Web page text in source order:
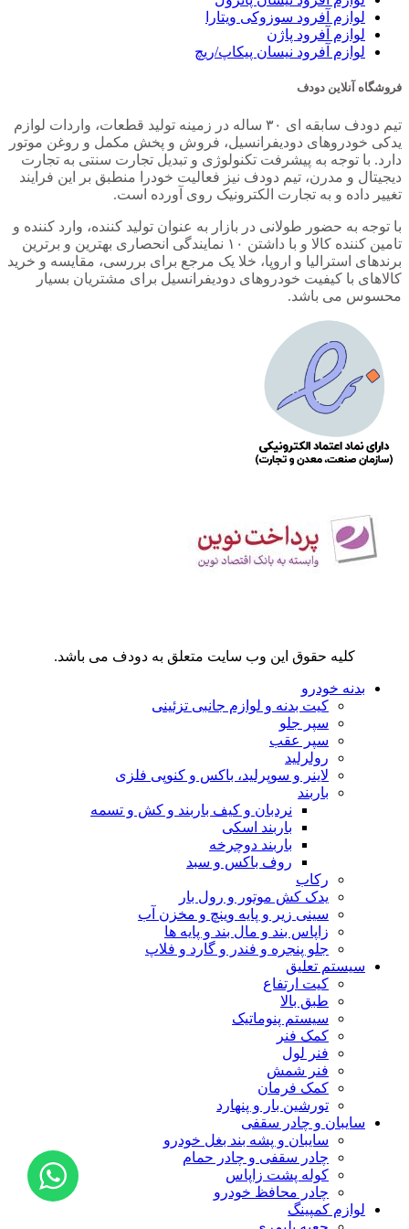
بیشتری هستند و شناخته شده تر هستند که در ادامه به آن ها خواهیم
پرداخت.
وانت و پیکاپ در ایران این مدل ها هستند. کفی های جدا شونده
نسبت به دیگر انواع کفی ها مزیت های بسیاری دارند. برای مثال
نصب آن ها بسیار آسان بوده و تنها با چند سوراخ و پیچ و مهره در
کمترین زمان ممکن نصب می شوند.
در عین حال همانطور که از اسمشان مشخص است، جدا کردن آن
ها در مواقعی که به آن نیاز ندارید یا نیاز به تعویض دارید به آسانی
ممکن است. لاینر های جدا شونده برای انواع خودرو های بازار ایران
در سایتدودف قابل سفارش هستند.
کفی های اسپری شده
اصالت این کالا ها خارجی بوده و در زبان انگلیسی با توجه به فرمول
ساخت آن ها، از نام های مختلفی استفاده می کنند. این نوع کفی ها
به صورت اسپری روی کفی خودروی شما اعمال می شوند و برند
های مختلف با فرمولاسیون های متفاوتی عرضه شده اند. در تولید
برخی لاینر های اسپری از رنگ های هماهنگ با رنگ خودرو استفاده
می شود که البته متاسفانه این رنگ ها ثابت نبوده و در طول زمان بر
اثر تابش نور خورشید تغییر رنگ داده و ظاهری زشت به خود می
گیرند.
این نوع از لاینر ها که به تازگی در بازار ایران برای خود جای باز کرده
اند از قیمت مناسبی برخوردار هستند اما می توان گفت جنسی
شکننده دارند و برای استفاده های سنگین و حمل متداول بار کارایی
لوازم آفرود سوزوکی ویتارا
لوازم آفرود پاژن
لوازم آفرود نیسان پیکاپ/ریچ
فروشگاه آنلاین دودف
تیم دودف سابقه ای ۳۰ ساله در زمینه تولید قطعات، واردات لوازم
یدکی خودروهای دودیفرانسیل، فروش و پخش مکمل و روغن موتور
دارد. با توجه به پیشرفت تکنولوژی و تبدیل تجارت سنتی به تجارت
دیجیتال و مدرن، تیم دودف نیز فعالیت خودرا منطبق بر این فرایند
تغییر داده و به تجارت الکترونیک روی آورده است.
با توجه به حضور طولانی در بازار به عنوان تولید کننده، وارد کننده و
تامین کننده کالا و با داشتن ۱۰ نمایندگی انحصاری بهترین و برترین
برندهای استرالیا و اروپا، خلا یک مرجع برای بررسی، مقایسه و خرید
کالاهای با کیفیت خودروهای دودیفرانسیل برای مشتریان بسیار
محسوس می باشد.
کلیه حقوق این وب سایت متعلق به دودف می باشد.
بدنه خودرو
کیت بدنه و لوازم جانبی تزئینی
سپر جلو
سپر عقب
رولرلید
لاینر و سوپرلید، باکس و کنوپی فلزی
باربند
نردبان و کیف باربند و کش و تسمه
باربند اسکی
باربند دوچرخه
روف باکس و سبد
رکاب
یدک کش موتور و رول بار
سینی زیر و پایه وینچ و مخزن آب
زاپاس بند و مال بند و پایه ها
جلو پنجره و فندر و گارد و فلاپ
سیستم تعلیق
کیت ارتفاع
طبق بالا
سیستم پنوماتیک
کمک فنر
فنر لول
فنر شمش
کمک فرمان
تورشین بار و پنهارد
سایبان و چادر سقفی
سایبان و پشه بند بغل خودرو
چادر سقفی و چادر حمام
کوله پشت زاپاس
چادر محافظ خودرو
لوازم کمپینگ